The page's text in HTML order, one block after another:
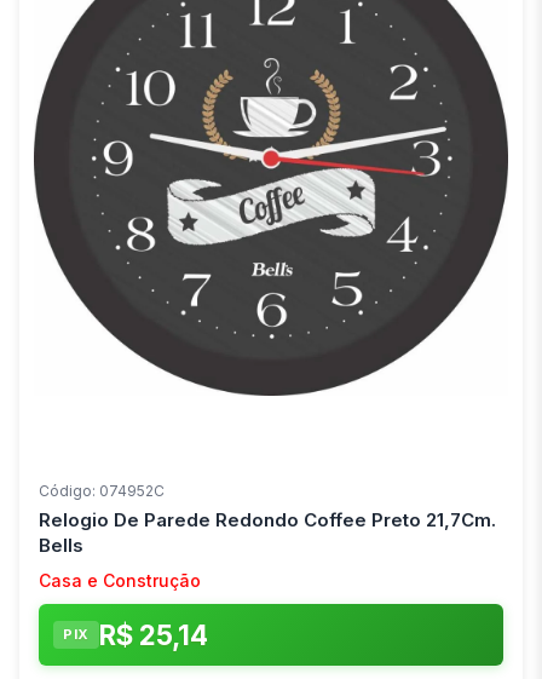
Código: 074952C
Relogio De Parede Redondo Coffee Preto 21,7Cm.
Bells
Casa e Construção
PIX R$ 25,14